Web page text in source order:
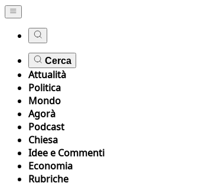
Cerca
Attualità
Politica
Mondo
Agorà
Podcast
Chiesa
Idee e Commenti
Economia
Rubriche